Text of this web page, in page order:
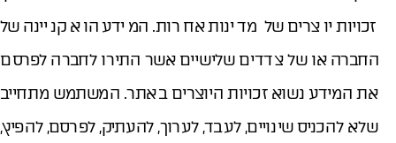
זכויות יוצרים של מדינות אחרות. המידע הוא קניינה של
החברה או של צדדים שלישיים אשר התירו לחברה לפרסם
את המידע נשוא זכויות היוצרים באתר. המשתמש מתחייב
שלא להכניס שינויים, לעבד, לערוך, להעתיק, לפרסם, להפיץ,